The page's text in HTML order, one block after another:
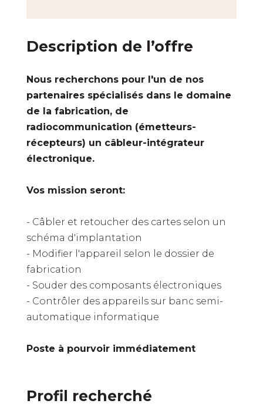
Description de l’offre
Nous recherchons pour l'un de nos
partenaires spécialisés dans le domaine
de la fabrication, de
radiocommunication (émetteurs-
récepteurs) un câbleur-intégrateur
électronique.
Vos mission seront:
- Câbler et retoucher des cartes selon un
schéma d'implantation
- Modifier l'appareil selon le dossier de
fabrication
- Souder des composants électroniques
- Contrôler des appareils sur banc semi-
automatique informatique
Poste à pourvoir immédiatement
Profil recherché